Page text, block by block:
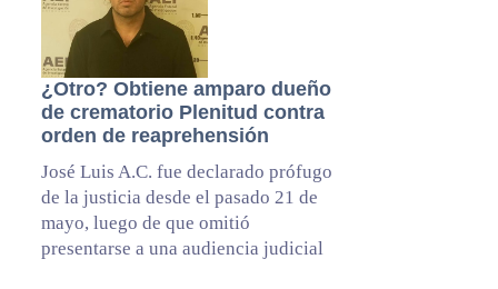
¿Otro? Obtiene amparo dueño
de crematorio Plenitud contra
orden de reaprehensión
José Luis A.C. fue declarado prófugo
de la justicia desde el pasado 21 de
mayo, luego de que omitió
presentarse a una audiencia judicial